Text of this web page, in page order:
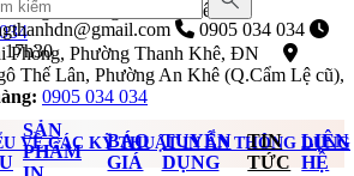
Phường Thanh Khê, ĐN
Phòng, Phường Thanh Khê, ĐN
Thế Lân, Phường An Khê (Q.Cẩm Lệ cũ),
0905 034 034
0905 034 034
17h30
SẢN
PHẨM
BÁO
GIÁ
TUYỂN
DỤNG
TIN
TỨC
LIÊN
HỆ
VỀ CÁC KỸ THUẬT IN ẤN THÔNG DỤNG